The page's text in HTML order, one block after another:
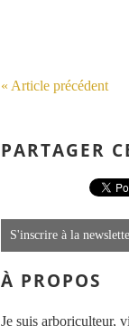
« Article précédent
PARTAGER
S'inscrire à la
À PROPOS
Je suis arboriculteur,